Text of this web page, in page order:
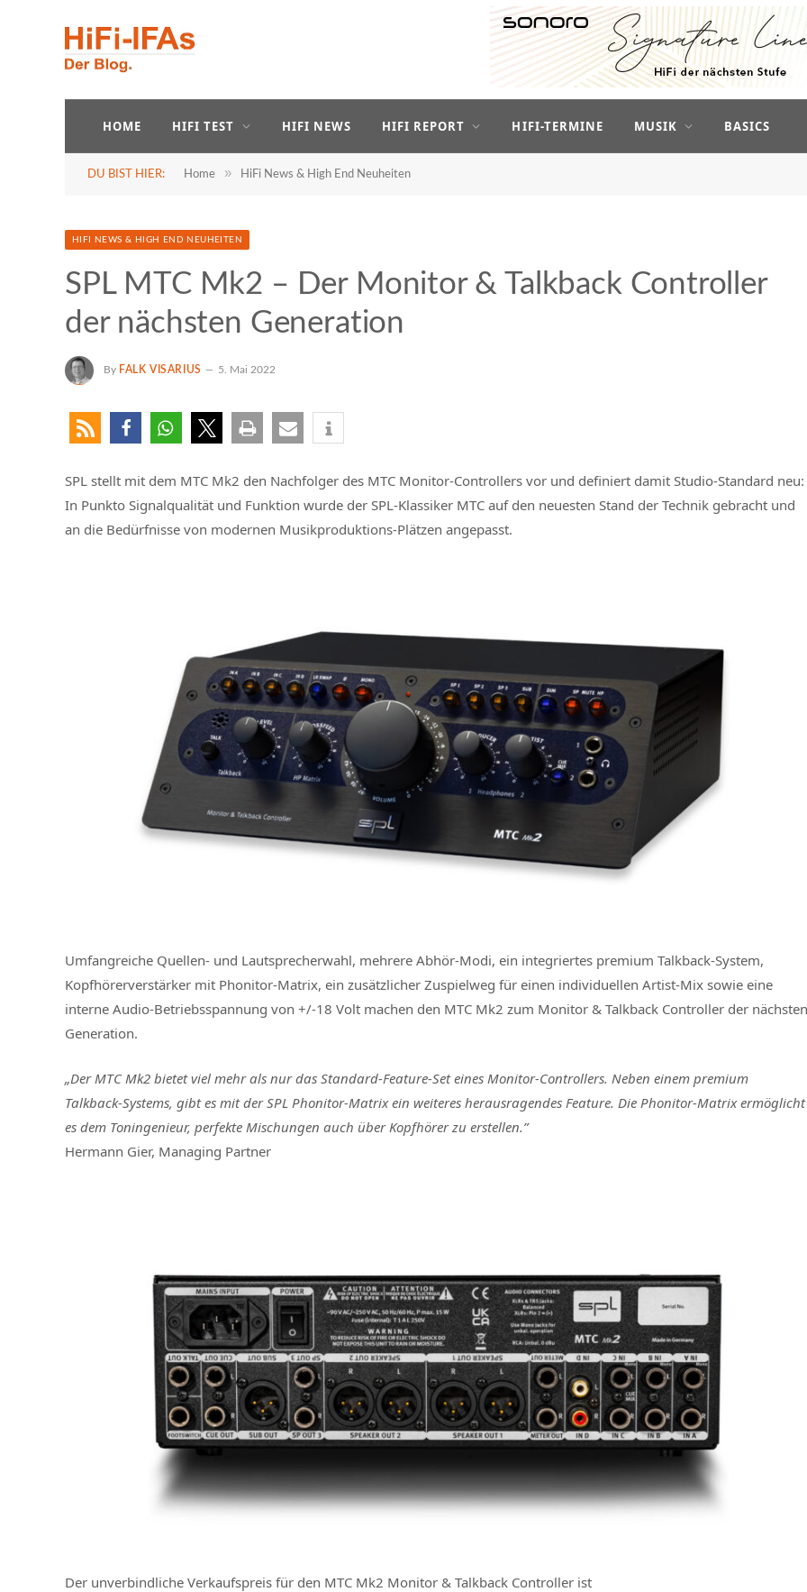
HOME HIFI TEST HIFI NEWS HIFI REPORT HIFI-TERMINE MUSIK BASICS
DU BIST HIER: Home » HiFi News & High End Neuheiten
HIFI NEWS & HIGH END NEUHEITEN
SPL MTC Mk2 – Der Monitor & Talkback Controller
der nächsten Generation
By FALK VISARIUS 5. Mai 2022
SPL stellt mit dem MTC Mk2 den Nachfolger des MTC Monitor-Controllers vor und definiert damit Studio-Standard neu:
In Punkto Signalqualität und Funktion wurde der SPL-Klassiker MTC auf den neuesten Stand der Technik gebracht und
an die Bedürfnisse von modernen Musikproduktions-Plätzen angepasst.
Umfangreiche Quellen- und Lautsprecherwahl, mehrere Abhör-Modi, ein integriertes premium Talkback-System,
Kopfhörerverstärker mit Phonitor-Matrix, ein zusätzlicher Zuspielweg für einen individuellen Artist-Mix sowie eine
interne Audio-Betriebsspannung von +/-18 Volt machen den MTC Mk2 zum Monitor & Talkback Controller der nächsten
Generation.
„Der MTC Mk2 bietet viel mehr als nur das Standard-Feature-Set eines Monitor-Controllers. Neben einem premium
Talkback-Systems, gibt es mit der SPL Phonitor-Matrix ein weiteres herausragendes Feature. Die Phonitor-Matrix ermöglicht
es dem Toningenieur, perfekte Mischungen auch über Kopfhörer zu erstellen.”
Hermann Gier, Managing Partner
Der unverbindliche Verkaufspreis für den MTC Mk2 Monitor & Talkback Controller ist